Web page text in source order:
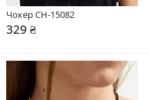
Чокер CH-15082
329 ₴